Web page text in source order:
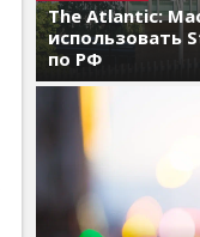
The Atlantic:
использовать
по РФ